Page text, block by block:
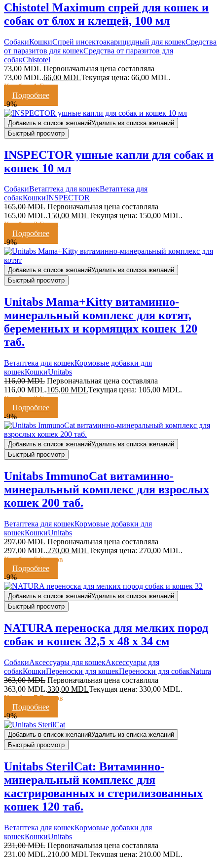
Chistotel Maximum спрей для кошек и
собак от блох и клещей, 100 мл
CобакиКошкиСпрей инсектоакарицидный для кошекСредства
от паразитов для кошекСредства от паразитов для
собакChistotel
73,00MDL Первоначальная цена составляла
73,00 MDL.66,00 MDLТекущая цена: 66,00 MDL.
Кешбэк:1 Балл
Подробнее
-9%
Добавить в список желанийУдалить из списка желаний
Быстрый просмотр
INSPECTOR ушные капли для собак и
кошек 10 мл
CобакиВетаптека для кошекВетаптека для
собакКошкиINSPECTOR
165,00MDL Первоначальная цена составляла
165,00 MDL.150,00 MDLТекущая цена: 150,00 MDL.
Кешбэк:3 Балла
Подробнее
-9%
Добавить в список желанийУдалить из списка желаний
Быстрый просмотр
Unitabs Mama+Kitty витаминно-
минеральный комплекс для котят,
беременных и кормящих кошек 120
таб.
Ветаптека для кошекКормовые добавки для
кошекКошкиUnitabs
116,00MDL Первоначальная цена составляла
116,00 MDL.105,00 MDLТекущая цена: 105,00 MDL.
Кешбэк:2 Балла
Подробнее
-9%
Добавить в список желанийУдалить из списка желаний
Быстрый просмотр
Unitabs ImmunoCat витаминно-
минеральный комплекс для взрослых
кошек 200 таб.
Ветаптека для кошекКормовые добавки для
кошекКошкиUnitabs
297,00MDL Первоначальная цена составляла
297,00 MDL.270,00 MDLТекущая цена: 270,00 MDL.
Кешбэк:5 Баллов
Подробнее
-9%
Добавить в список желанийУдалить из списка желаний
Быстрый просмотр
NATURA переноска для мелких пород
собак и кошек 32,5 х 48 х 34 см
CобакиАксессуары для кошекАксессуары для
собакКошкиПереноски для кошекПереноски для собакNatura
363,00MDL Первоначальная цена составляла
363,00 MDL.330,00 MDLТекущая цена: 330,00 MDL.
Кешбэк:7 Баллов
Подробнее
-9%
Добавить в список желанийУдалить из списка желаний
Быстрый просмотр
Unitabs SterilCat: Витаминно-
минеральный комплекс для
кастрированных и стерилизованных
кошек 120 таб.
Ветаптека для кошекКормовые добавки для
кошекКошкиUnitabs
231,00MDL Первоначальная цена составляла
231,00 MDL.210,00 MDLТекущая цена: 210,00 MDL.